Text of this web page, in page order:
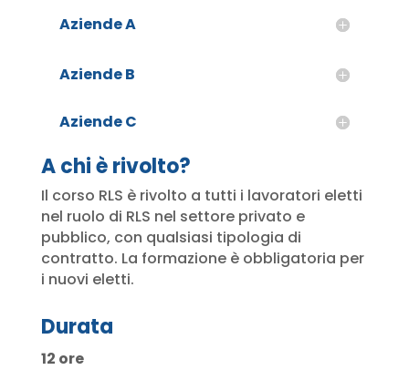
Aziende A
Aziende B
Aziende C
A chi è rivolto?
Il corso RLS è rivolto a tutti i lavoratori eletti
nel ruolo di RLS nel settore privato e
pubblico, con qualsiasi tipologia di
contratto. La formazione è obbligatoria per
i nuovi eletti.
Durata
12 ore